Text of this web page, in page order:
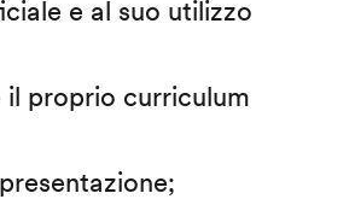
e al suo utilizzo
il proprio curriculum